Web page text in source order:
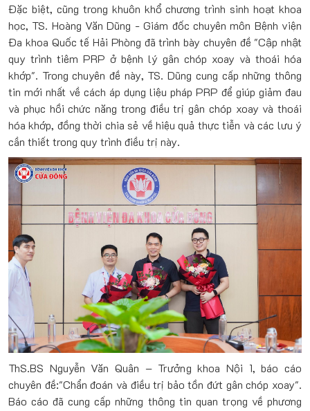
Đặc biệt, cũng trong khuôn khổ chương trình sinh hoạt khoa
học, TS. Hoàng Văn Dũng - Giám đốc chuyên môn Bệnh viện
Đa khoa Quốc tế Hải Phòng đã trình bày chuyên đề "Cập nhật
quy trình tiêm PRP ở bệnh lý gân chóp xoay và thoái hóa
khớp". Trong chuyên đề này, TS. Dũng cung cấp những thông
tin mới nhất về cách áp dụng liệu pháp PRP để giúp giảm đau
và phục hồi chức năng trong điều trị gân chóp xoay và thoái
hóa khớp, đồng thời chia sẻ về hiệu quả thực tiễn và các lưu ý
cần thiết trong quy trình điều trị này.
ThS.BS Nguyễn Văn Quân – Trưởng khoa Nội 1, báo cáo
chuyên đề:"Chẩn đoán và điều trị bảo tồn đứt gân chóp xoay".
Báo cáo đã cung cấp những thông tin quan trọng về phương